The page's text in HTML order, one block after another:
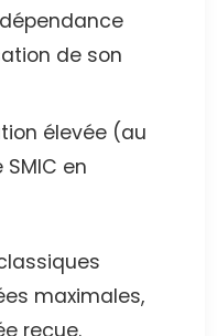
de son
élevée (au
en
maximales,
reçue.